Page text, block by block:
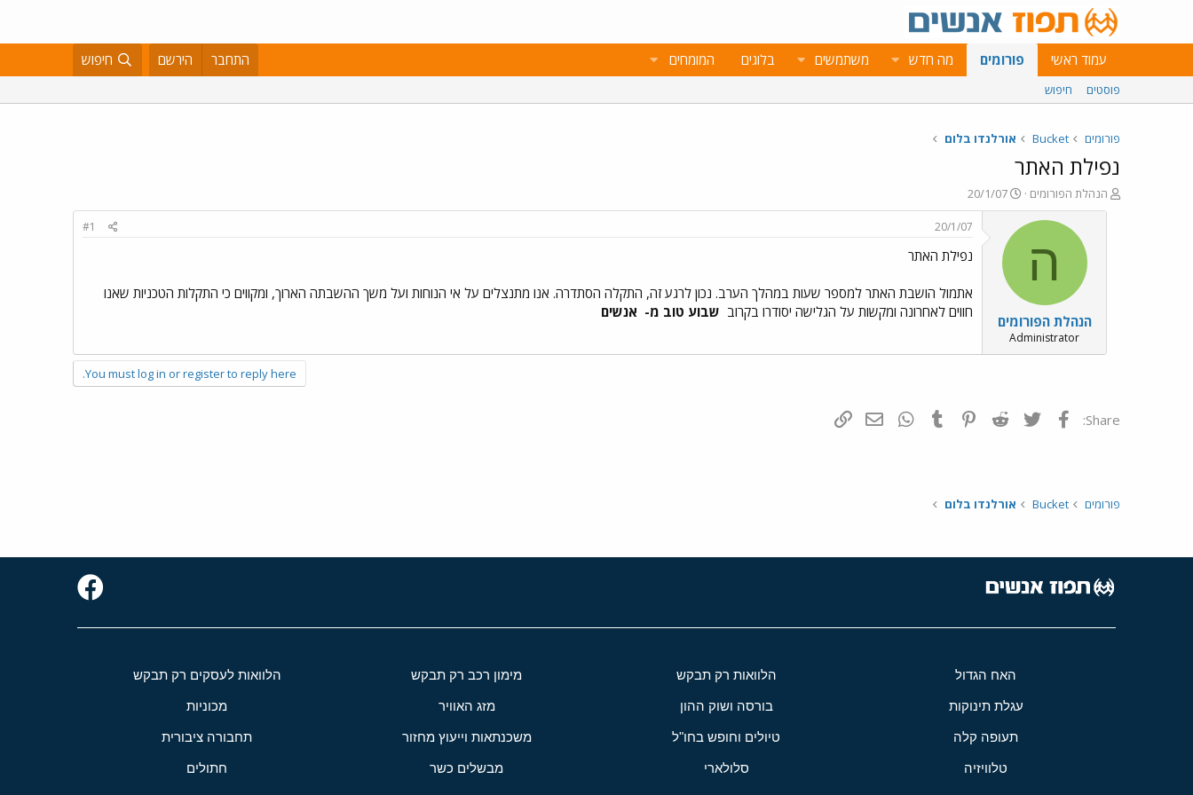
עמוד ראשי פורומים מה חדש משתמשים בלוגים המומחים התחבר הירשם חיפוש
פוסטים חיפוש
פורומים Bucket אורלנדו בלום
נפילת האתר
פ
ו
הנהלת הפורומים
פ
ו
ס
ם
ב
ת
ר
ך
20/1/07
ה
הנהלת הפורומים
Administrator
20/1/07
#1
נפילת האתר
אתמול הושבת האתר למספר שעות במהלך הערב. נכון לרגע זה, התקלה הסתדרה. אנו מתנצלים על אי הנוחות ועל משך ההשבתה הארוך, ומקווים כי התקלות הטכניות שאנו
חווים לאחרונה ומקשות על הגלישה יסודרו בקרוב שבוע טוב מ- אנשים
You must log in or register to reply here.
Share: פייסבוק Twitter
Reddit
Pinterest
Tumblr
WhatsAppדואר אלקטרוני
פורומים Bucket אורלנדו בלום
האח הגדול הלוואות רק תבקש מימון רכב רק תבקש הלוואות לעסקים רק תבקש
עגלת תינוקות בורסה ושוק ההון מזג האוויר מכוניות
תעופה קלה טיולים וחופש בחו"ל משכנתאות וייעוץ מחזור תחבורה ציבורית
טלוויזיה סלולארי מבשלים כשר חתולים